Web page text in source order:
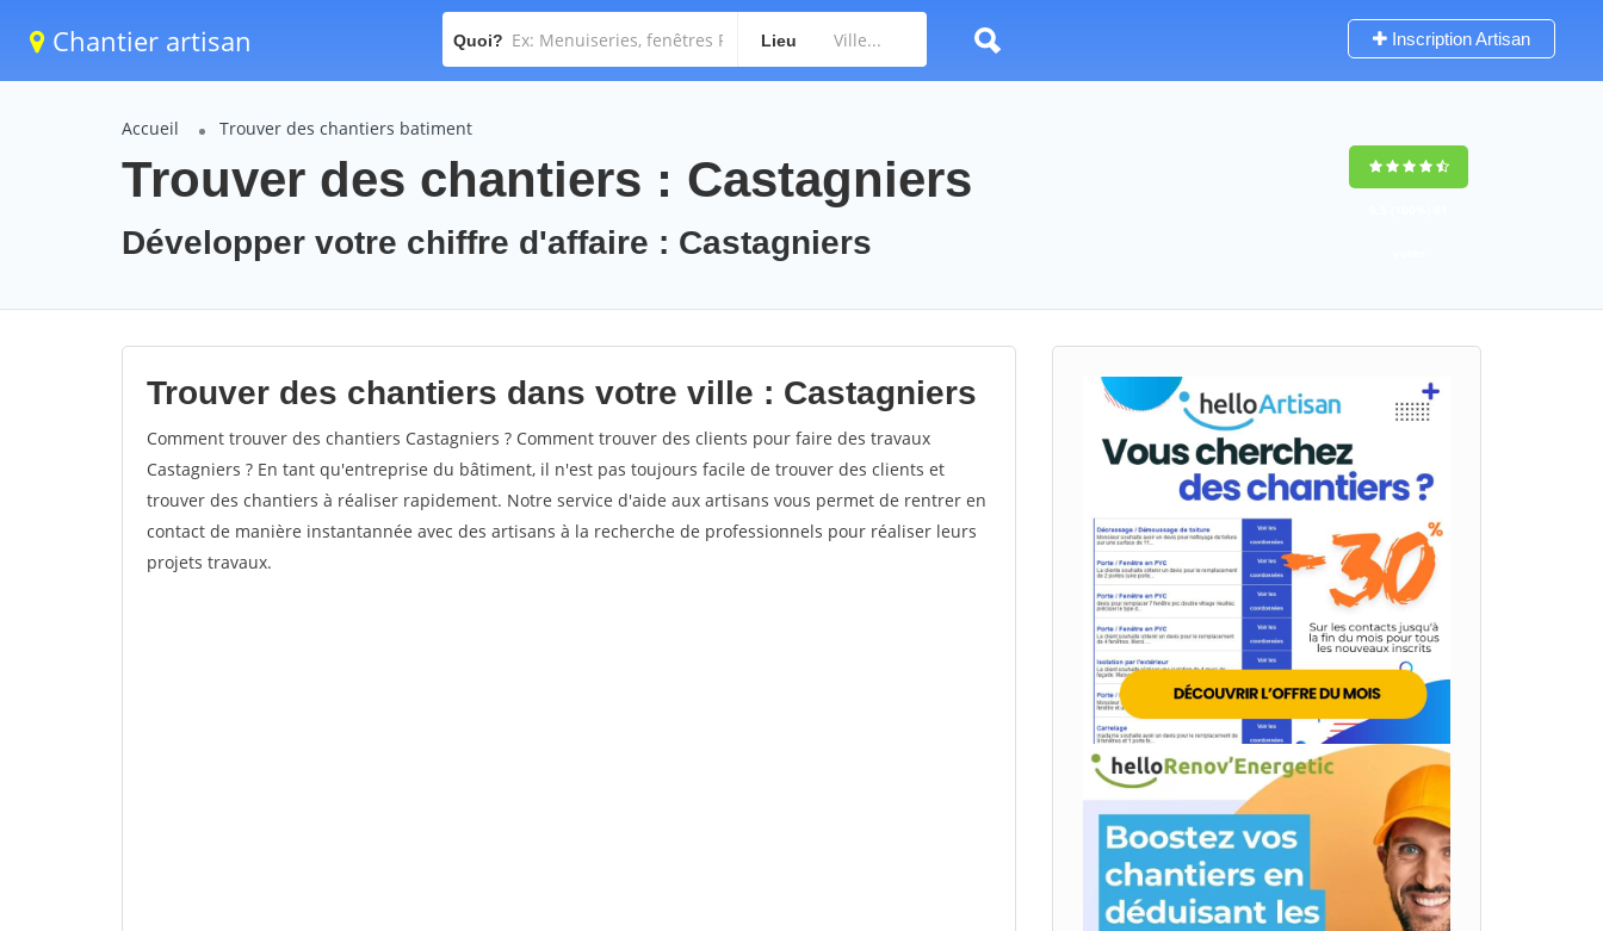
Chantier artisan Quoi? Lieu Inscription Artisan
Accueil Trouver des chantiers batiment
Trouver des chantiers : Castagniers
Développer votre chiffre d'affaire : Castagniers
Trouver des chantiers dans votre ville : Castagniers
Comment trouver des chantiers Castagniers ? Comment trouver des clients pour faire des travaux
Castagniers ? En tant qu'entreprise du bâtiment, il n'est pas toujours facile de trouver des clients et
trouver des chantiers à réaliser rapidement. Notre service d'aide aux artisans vous permet de rentrer en
contact de manière instantannée avec des artisans à la recherche de professionnels pour réaliser leurs
projets travaux.